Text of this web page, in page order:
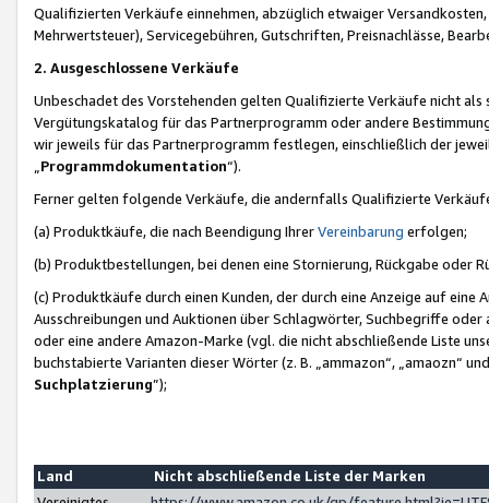
Qualifizierten Verkäufe einnehmen, abzüglich etwaiger
Mehrwertsteuer), Servicegebühren, Gutschriften, Preisnachlässe,
2. Ausgeschlossene Verkäufe
Unbeschadet des Vorstehenden gelten Qualifizierte Verkäufe nicht
Vergütungskatalog für das Partnerprogramm oder andere
wir jeweils für das Partnerprogramm festlegen, einschließlich der
Programmdokumentation“).
Ferner gelten folgende Verkäufe, die andernfalls Qualifizierte
(a) Produktkäufe, die nach Beendigung IhrerVereinbarung erfolgen;
(b) Produktbestellungen, bei denen eine Stornierung, Rückgabe oder
(c) Produktkäufe durch einen Kunden, der durch eine Anzeige auf
Ausschreibungen und Auktionen über Schlagwörter, Suchbegriffe
oder eine andere Amazon-Marke (vgl. die nicht abschließende Liste
buchstabierte Varianten dieser Wörter (z. B. „ammazon“, „amaozn“
Suchplatzierung”);
Land
Nicht abschließende Liste der Marken